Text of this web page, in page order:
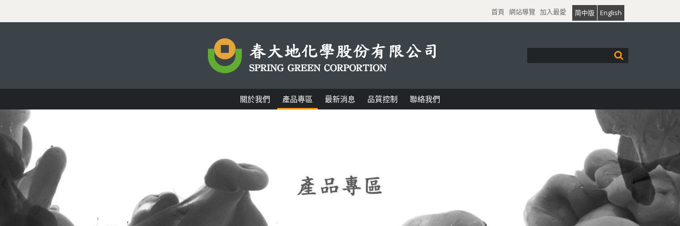
首頁 網站導覽 加入最愛 简中版 English
關於我們 產品專區 最新消息 品質控制 聯絡我們